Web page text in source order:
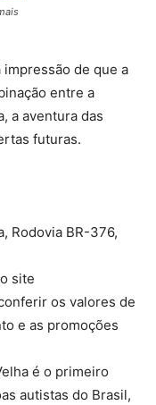
impressão de que a
entre a
a aventura das
futuras.
Rodovia BR-376,
site
os valores de
e as promoções
é o primeiro
autistas do Brasil,